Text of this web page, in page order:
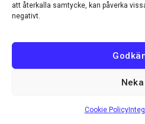
att återkalla samtycke, kan påverka
negativt.
Neka
Cookie Policy
Om oss
Visa
Copyright 2026 ©